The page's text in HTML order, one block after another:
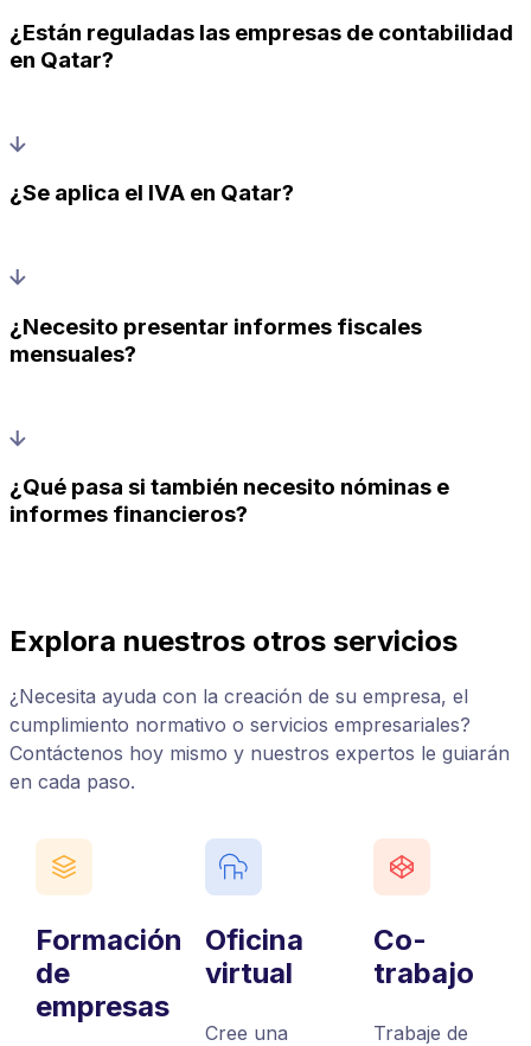
¿Están reguladas las empresas de contabilidad
en Qatar?
¿Se aplica el IVA en Qatar?
¿Necesito presentar informes fiscales
mensuales?
¿Qué pasa si también necesito nóminas e
informes financieros?
Explora nuestros otros servicios
¿Necesita ayuda con la creación de su empresa, el
cumplimiento normativo o servicios empresariales?
Contáctenos hoy mismo y nuestros expertos le guiarán
en cada paso.
Formación
de
empresas
Oficina
virtual
Cree una
Co-
trabajo
Trabaje de